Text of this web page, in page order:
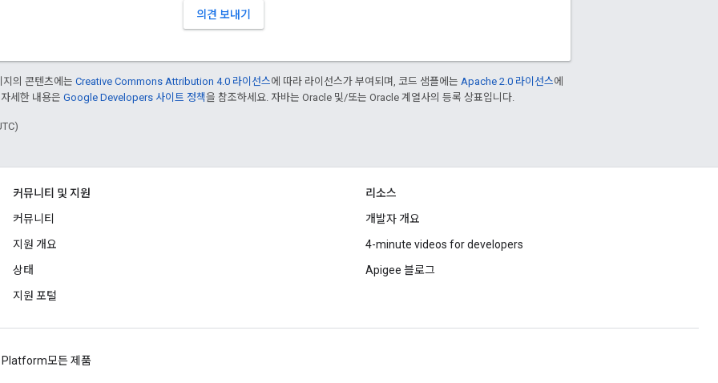
의견 보내기
의 콘텐츠에는 Creative Commons Attribution 4.0 라이선스에 따라 라이선스가 부여되며, 코드 샘플에는 Apache 2.0 라이선스에
세한 내용은 Google Developers 사이트 정책을 참조하세요. 자바는 Oracle 및/또는 Oracle 계열사의 등록 상표입니다.
커뮤니티 및 지원
커뮤니티
지원 개요
상태
지원 포털
리소스
개발자 개요
4-minute videos for developers
Apigee 블로그
Platform모든 제품